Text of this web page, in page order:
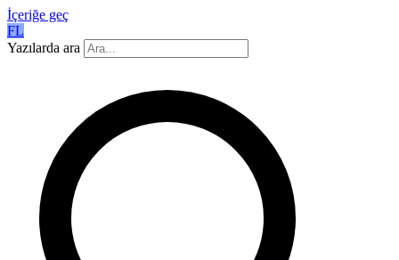
İçeriğe geç
FL
Yazılarda ara